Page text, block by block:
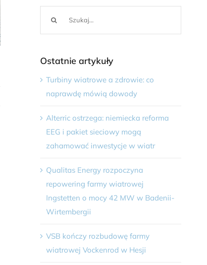
Ostatnie artykuły
Turbiny wiatrowe a zdrowie: co
naprawdę mówią dowody
Alterric ostrzega: niemiecka reforma
EEG i pakiet sieciowy mogą
zahamować inwestycje w wiatr
Qualitas Energy rozpoczyna
repowering farmy wiatrowej
Ingstetten o mocy 42 MW w Badenii-
Wirtembergii
VSB kończy rozbudowę farmy
wiatrowej Vockenrod w Hesji